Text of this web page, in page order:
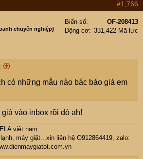
#1,766
chuyên nghiệp}
Biển số
OF-208413
Động cơ
331,422 Mã lực
có những mẫu nào bác báo giá em
vào inbox rồi đó ah!
việt nam
máy giặt...xin liên hệ O912864419, zalo: